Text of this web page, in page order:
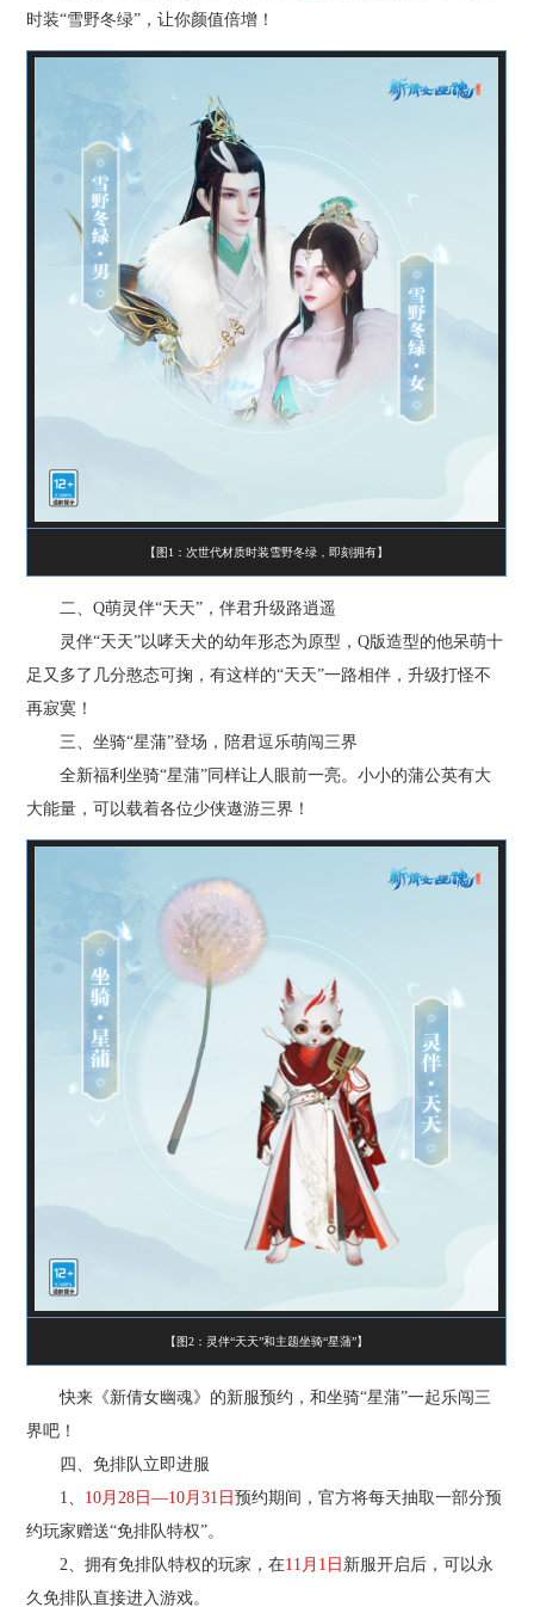
时装“雪野冬绿”，让你颜值倍增！
【图1：次世代材质时装雪野冬绿，即刻拥有】
二、Q萌灵伴“天天”，伴君升级路逍遥
灵伴“天天”以哮天犬的幼年形态为原型，Q版造型的他呆萌十
足又多了几分憨态可掬，有这样的“天天”一路相伴，升级打怪不
再寂寞！
三、坐骑“星蒲”登场，陪君逗乐萌闯三界
全新福利坐骑“星蒲”同样让人眼前一亮。小小的蒲公英有大
大能量，可以载着各位少侠遨游三界！
【图2：灵伴“天天”和主题坐骑“星蒲”】
快来《新倩女幽魂》的新服预约，和坐骑“星蒲”一起乐闯三
界吧！
四、免排队立即进服
1、 10月28日—10月31日预约期间，官方将每天抽取一部分预
约玩家赠送“免排队特权”。
2、拥有免排队特权的玩家，在11月1日新服开启后，可以永
久免排队直接进入游戏。